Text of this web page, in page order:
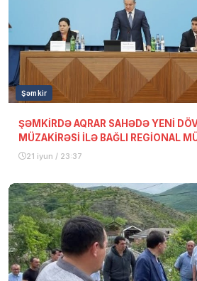
Şəmkir
ŞƏMKİRDƏ AQRAR SAHƏDƏ YENİ DÖVLƏT PROQRAMININ
MÜZAKİRƏSİ İLƏ BAĞLI REGİONAL
21 iyun / 23:37